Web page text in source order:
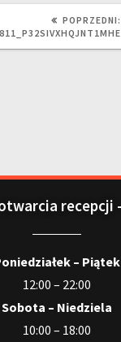
POPRZEDNI:
recepcji
– Piątek
12:00 – 22:00
Sobota – Niedziela
10:00 – 18:00